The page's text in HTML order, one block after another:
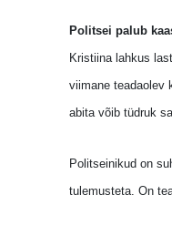
Politsei palub
Kristiina lahkus
viimane teadaolev
abita võib tüdruk
Politseinikud on
tulemusteta. On